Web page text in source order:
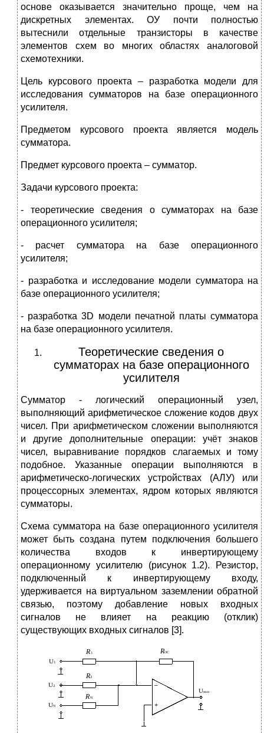
основе оказывается значительно проще, чем на
дискретных элементах. ОУ почти полностью
вытеснили отдельные транзисторы в качестве
элементов схем во многих областях аналоговой
схемотехники.
Цель курсового проекта – разработка модели для
исследования сумматоров на базе операционного
усилителя.
Предметом курсового проекта является модель
сумматора.
Предмет курсового проекта – сумматор.
Задачи курсового проекта:
- теоретические сведения о сумматорах на базе
операционного усилителя;
- расчет сумматора на базе операционного
усилителя;
- разработка и исследование модели сумматора на
базе операционного усилителя;
- разработка 3D модели печатной платы сумматора
на базе операционного усилителя.
Теоретические сведения о
сумматорах на базе операционного
усилителя
Сумматор - логический операционный узел,
выполняющий арифметическое сложение кодов двух
чисел. При арифметическом сложении выполняются
и другие дополнительные операции: учёт знаков
чисел, выравнивание порядков слагаемых и тому
подобное. Указанные операции выполняются в
арифметическо-логических устройствах (АЛУ) или
процессорных элементах, ядром которых являются
сумматоры.
Схема сумматора на базе операционного усилителя
может быть создана путем подключения большего
количества входов к инвертирующему
операционному усилителю (рисунок 1.2). Резистор,
подключенный к инвертирующему входу,
удерживается на виртуальном заземлении обратной
связью, поэтому добавление новых входных
сигналов не влияет на реакцию (отклик)
существующих входных сигналов [3].